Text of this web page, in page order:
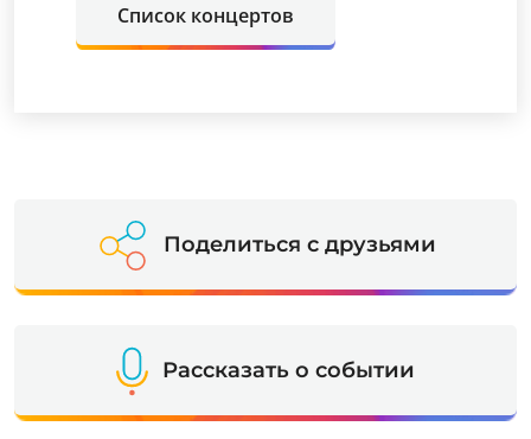
Список концертов
Поделиться с друзьями
Рассказать о событии